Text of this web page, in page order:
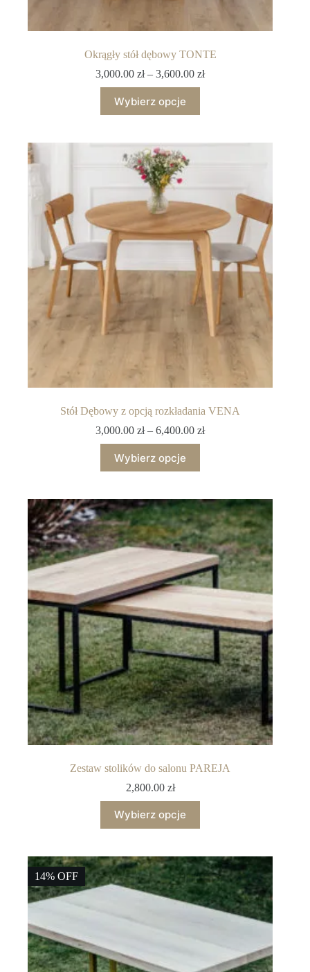
Okrągły stół dębowy TONTE
3,000.00zł – 3,600.00zł
Wybierz opcje
Stół Dębowy z opcją rozkładania VENA
3,000.00zł – 6,400.00zł
Wybierz opcje
Zestaw stolików do salonu PAREJA
2,800.00 zł
Wybierz opcje
14% OFF